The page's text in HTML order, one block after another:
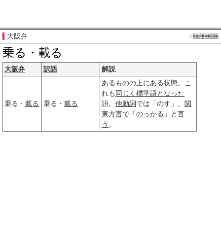
大阪弁
乗る・載る
大阪弁 訳語 解説
乗る・ 載る 乗る・ 載る
あるものの上にある状態。こ
れも同じく 標準語となった
語。 他動詞では「のす」。 関
東方言で「のっかる 」
と言
う 。